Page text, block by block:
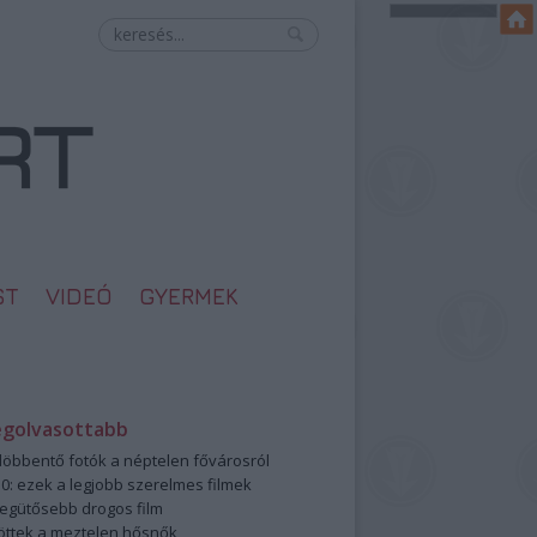
VIDEÓ GYERMEK
fotók a néptelen fővárosról
ezek a legjobb szerelmes filmek
drogos film
a meztelen hősnők